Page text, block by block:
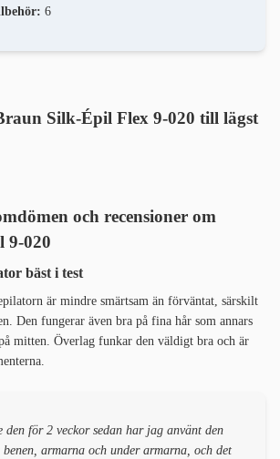
6
Silk-Épil Flex 9-020 till lägst
och recensioner om
9-020
bäst i test
är mindre smärtsam än förväntat, särskilt
Den fungerar även bra på fina hår som annars
mitten. Överlag funkar den väldigt bra och är
den för 2 veckor sedan har jag använt den
benen, armarna och under armarna, och det